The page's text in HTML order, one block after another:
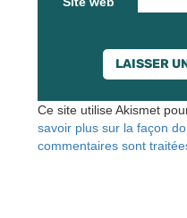
Ce site utilise Akismet
savoir plus sur la façon
commentaires sont